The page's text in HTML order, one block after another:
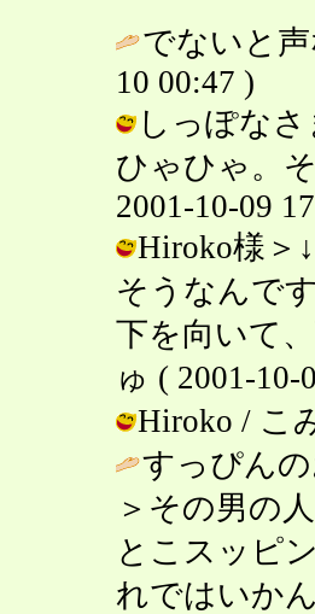
でないと
10 00:47 )
しっぽなさ
ひゃひゃ。
2001-10-09
Hiroko様＞
そうなんで
下を向いて
ゅ ( 2001-10-
Hiroko / こ
すっぴん
＞その男の
とこスッピ
れではいか